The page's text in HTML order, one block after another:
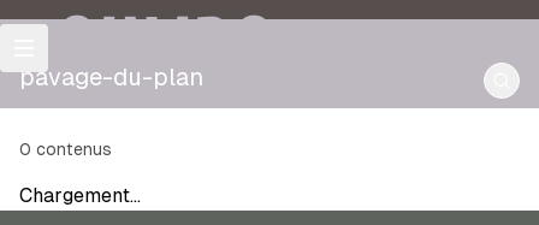
OULIPO
pavage-du-plan
0 contenus
Chargement…